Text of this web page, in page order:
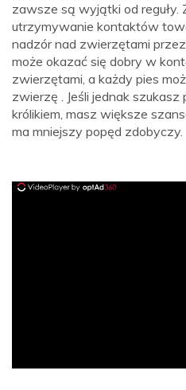
zawsze są wyjątki od reguły.
utrzymywanie kontaktów
nadzór nad zwierzętami
może okazać się dobry w
zwierzętami, a każdy pies
zwierzę . Jeśli jednak szukasz
królikiem, masz większe
ma mniejszy popęd zdobyczy.